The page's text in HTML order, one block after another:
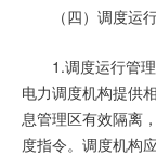
（四）调度运
1.调度运行管
电力调度机构提供
息管理区有效隔离
度指令。调度机构